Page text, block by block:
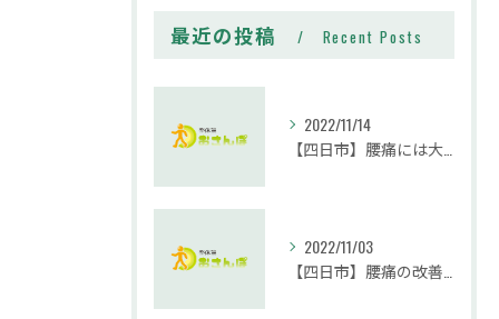
最近の投稿 Recent Posts
2022/11/14
2022/11/03